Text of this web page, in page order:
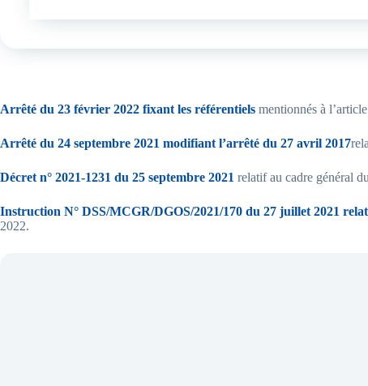
Arrêté du 23 février 2022 fixant les référentiels mentionnés à
Arrêté du 24 septembre 2021 modifiant l’arrêté du 27 avril 2017
Décret n° 2021-1231 du 25 septembre 2021 relatif au cadre général
Instruction N° DSS/MCGR/DGOS/2021/170 du 27 juillet 2021
2022.